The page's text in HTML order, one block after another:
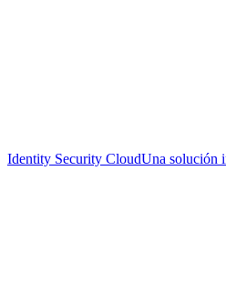
Identity Security CloudUna solución